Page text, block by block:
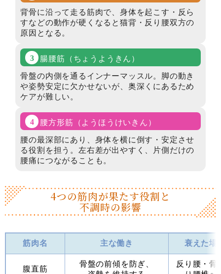
背骨に沿って走る筋肉で、身体を起こす・反ら
すなどの動作が硬くなると猫背・反り腰双方の
原因となる。
腸腰筋 （ちょうようきん）
骨盤の内側を通るインナーマッスル。脚の動き
や姿勢安定に欠かせないが、奥深くにあるため
ケアが難しい。
腰方形筋 （ようほうけいきん）
腰の最深部にあり、身体を横に倒す・安定させ
る役割を担う。左右差が出やすく、片側だけの
腰痛につながることも。
4つの筋肉が果たす役割と
不調時の影響
筋肉名 主な働き 衰えた場
腹直筋
骨盤の前傾を防ぎ、
反り腰・骨